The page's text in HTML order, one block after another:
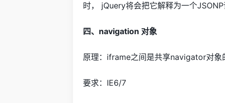
时， jQuery将会把它解释为一个
四、navigation 对象
原理：iframe之间是共享navigator对象
要求：IE6/7